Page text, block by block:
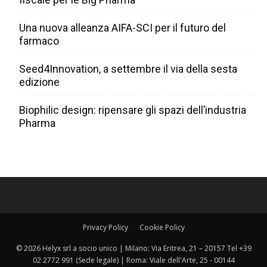
Una nuova alleanza AIFA-SCI per il futuro del
farmaco
Seed4Innovation, a settembre il via della sesta
edizione
Biophilic design: ripensare gli spazi dell’industria
Pharma
Privacy Policy Cookie Policy
© 2026 Helyx srl a socio unico | Milano: Via Eritrea, 21 – 20157 Tel +39
02 2772 991 (Sede legale) | Roma: Viale dell'Arte, 25 - 00144